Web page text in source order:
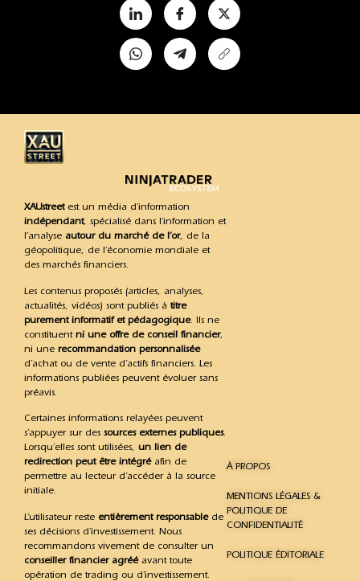
XAUstreetest un média d’information
indépendant, spécialisé dans l’information et
l’analyse autour du marché de l’or, de la
géopolitique, de l’économie mondiale et
des marchés financiers.
Les contenus proposés (articles, analyses,
actualités, vidéos) sont publiés à titre
purement informatif et pédagogique. Ils ne
constituent ni une offre de conseil financier,
ni une recommandation personnalisée
d’achat ou de vente d’actifs financiers. Les
informations publiées peuvent évoluer sans
préavis.
Certaines informations relayées peuvent
s’appuyer sur des sources externes publiques.
Lorsqu’elles sont utilisées, un lien de
redirection peut être intégréafin de
permettre au lecteur d’accéder à la source
initiale.
L’utilisateur reste entièrement responsablede
ses décisions d’investissement. Nous
recommandons vivement de consulter un
conseiller financier agrééavant toute
opération de trading ou d’investissement.
À PROPOS
MENTIONS LÉGALES &
POLITIQUE DE
CONFIDENTIALITÉ
POLITIQUE ÉDITORIALE